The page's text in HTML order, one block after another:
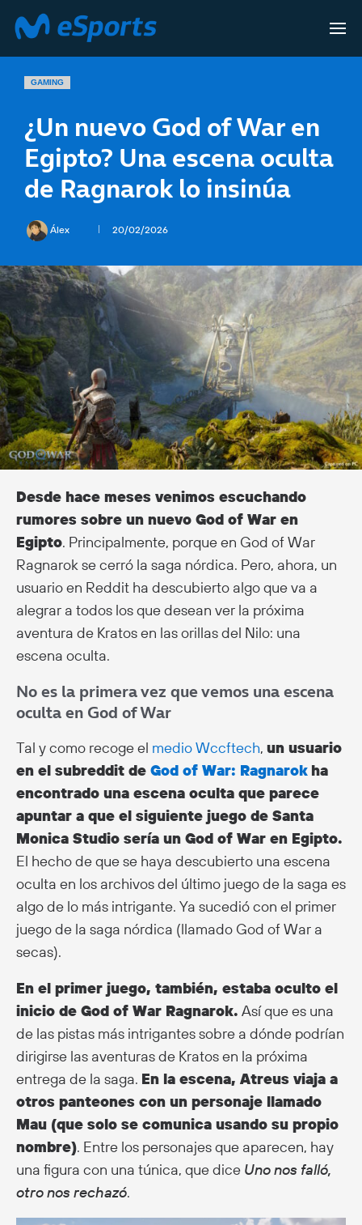
GAMING
¿Un nuevo God of War en
Egipto? Una escena oculta
de Ragnarok lo insinúa
Álex 20/02/2026
Desde hace meses venimos escuchando
rumores sobre un nuevo God of War en
Egipto. Principalmente, porque en God of War
Ragnarok se cerró la saga nórdica. Pero, ahora, un
usuario en Reddit ha descubierto algo que va a
alegrar a todos los que desean ver la próxima
aventura de Kratos en las orillas del Nilo: una
escena oculta.
No es la primera vez que vemos una escena
oculta en God of War
Tal y como recoge el medio Wccftech, un usuario
en el subreddit de God of War: Ragnarok ha
encontrado una escena oculta que parece
apuntar a que el siguiente juego de Santa
Monica Studio sería un God of War en Egipto.
El hecho de que se haya descubierto una escena
oculta en los archivos del último juego de la saga es
algo de lo más intrigante. Ya sucedió con el primer
juego de la saga nórdica (llamado God of War a
secas).
En el primer juego, también, estaba oculto el
inicio de God of War Ragnarok. Así que es una
de las pistas más intrigantes sobre a dónde podrían
dirigirse las aventuras de Kratos en la próxima
entrega de la saga. En la escena, Atreus viaja a
otros panteones con un personaje llamado
Mau (que solo se comunica usando su propio
nombre). Entre los personajes que aparecen, hay
una figura con una túnica, que dice Uno nos falló,
otro nos rechazó.